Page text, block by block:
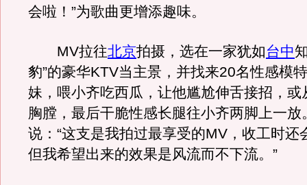
会啦！”为歌曲更增添趣味。
MV拉往北京拍摄，选在一家犹如台中
豹”的豪华KTV当主景，并找来20名性感模
妹，喂小齐吃西瓜，让他尴尬伸舌接招，或
胸膛，最后干脆性感长腿往小齐两脚上一放
说：“这支是我拍过最享受的MV，收工时还
但我希望出来的效果是风流而不下流。”